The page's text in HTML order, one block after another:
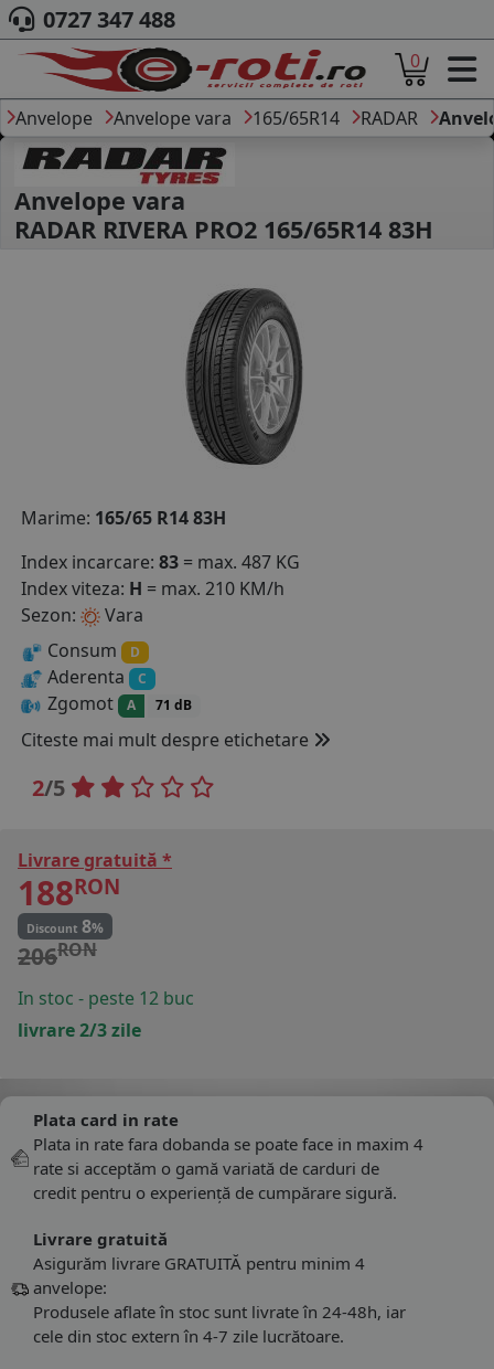
ACASA
DESPRE NOI
ANVELOPE
AUTO
CAMION
MOTO
DIMENSIUNI
PRODUCATORI ANVELOPE
MARCA AUTO
B2B - COLABORARE COMPANII
COS (0 PRODUSE
0727 347 488
0
Anvelope Anvelope vara 165/65R14 RADAR
Anvelope vara
RADAR RIVERA PRO2 165/65R14 83H
Marime: 165/65 R14 83H
Index incarcare: 83 = max. 487 KG
Index viteza: H = max. 210 KM/h
Sezon:
Vara
Consum
D
Aderenta C
Zgomot A 71 dB
Citeste mai mult despre etichetare
2/5
Livrare gratuită *
188RON
Discount 8%
206RON
In stoc - peste 12 buc
livrare 2/3 zile
Plata card in rate
Plata in rate fara dobanda se poate face in maxim 4
rate si acceptăm o gamă variată de carduri de
credit pentru o experiență de cumpărare sigură.
Livrare gratuită
Asigurăm livrare GRATUITĂ pentru minim 4
anvelope:
Produsele aflate în stoc sunt livrate în 24-48h, iar
cele din stoc extern în 4-7 zile lucrătoare.